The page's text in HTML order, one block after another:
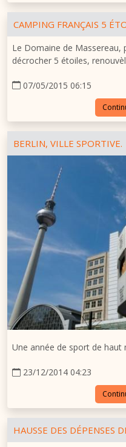
CAMPING FRANÇAIS 5
Le Domaine de Massereau,
décrocher 5 étoiles,
07/05/2015 06:15
BERLIN, VILLE SPORTIVE.
Une année de sport de
23/12/2014 04:23
HAUSSE DES DÉPENSES